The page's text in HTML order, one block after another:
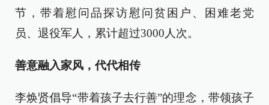
节，带着慰问品探访慰问贫困户、困难老党
员、退役军人，累计超过3000人次。
善意融入家风，代代相传
李焕贤倡导“带着孩子去行善”的理念，带领孩子